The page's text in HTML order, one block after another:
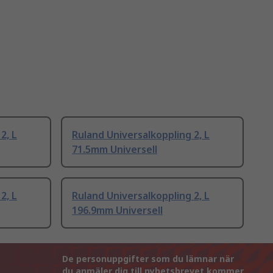
L
Ruland Universalkoppling 2, L
71.5mm Universell
L
Ruland Universalkoppling 2, L
196.9mm Universell
De personuppgifter som du lämnar när